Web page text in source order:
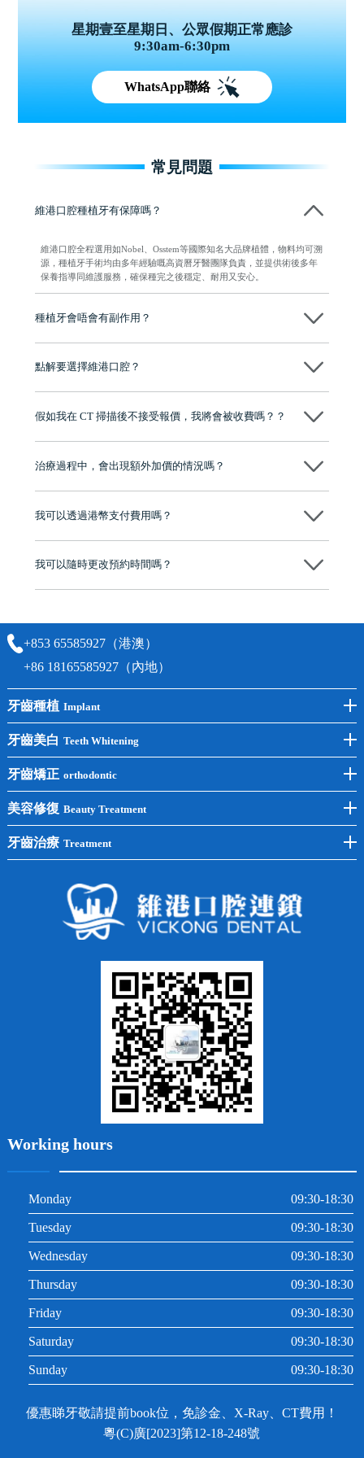
星期壹至星期日、公眾假期正常應診
9:30am-6:30pm
WhatsApp聯絡
常見問題
維港口腔種植牙有保障嗎？
維港口腔全程選用如Nobel、Osstem等國際知名大品牌植體，物料均可溯
源，種植牙手術均由多年經驗嘅高資曆牙醫團隊負責，並提供術後多年
保養指導同維護服務，確保種完之後穩定、耐用又安心。
種植牙會唔會有副作用？
作，會最大化避免一切副作用。
點解要選擇維港口腔？
維港口腔踐行「醫道濟世」的大學校訓，各分院匯聚來自香港、內地的
牌」、「2025香港企業領袖品牌」，是諾貝爾種植系統全球放心植牙中
至今已服務超過三十個國家和地區的顧客，受到粵港澳大灣區及周邊城
市市民極高的口碑評價及信任推薦 珠海、深圳設有八大分院，香港亦設
有咨詢及服務保障中心，有任何問題都可以隨時預約免費咨詢，讓人十
假如我在 CT 掃描後不接受報價，我將會被收費嗎？？
治療過程中，會出現額外加價的情況嗎？
我可以透過港幣支付費用嗎？
我可以隨時更改預約時間嗎？
可以，請盡早通過wechat或whatsapp聯絡我們，告知我們你原本預約的
+853 65585927（港澳）
+86 18165585927（內地）
牙齒種植 Implant
前牙種植
後牙種植
單顆種植
半口種植
全口種植
牙齒美白 Teeth Whitening
冷光美白
洗牙
四環素牙
常見問題
牙齒矯正 orthodontic
牙齒矯正
兒童矯正
牙列不齊
美容修復 Beauty Treatment
全瓷牙
牙齒治療 Treatment
Working hours
Monday 09:30-18:30
Tuesday 09:30-18:30
Wednesday 09:30-18:30
Thursday 09:30-18:30
Friday 09:30-18:30
Saturday 09:30-18:30
Sunday 09:30-18:30
優惠睇牙敬請提前book位，免診金、X-Ray、CT費用！
粵(C)廣[2023]第12-18-248號